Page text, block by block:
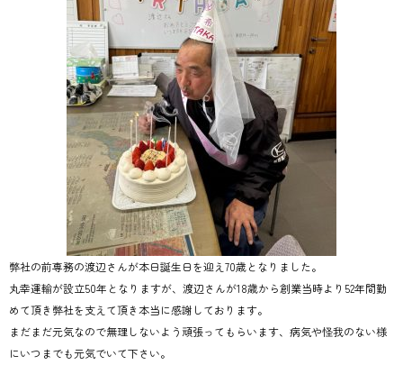
弊社の前専務の渡辺さんが本日誕生日を迎え70歳となりました。
丸幸運輸が設立50年となりますが、渡辺さんが18歳から創業当時より52年間勤
めて頂き弊社を支えて頂き本当に感謝しております。
まだまだ元気なので無理しないよう頑張ってもらいます、病気や怪我のない様
にいつまでも元気でいて下さい。